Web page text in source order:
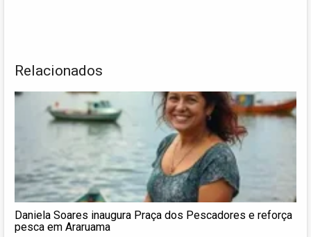
Relacionados
Daniela Soares inaugura Praça dos Pescadores e reforça
pesca em Araruama